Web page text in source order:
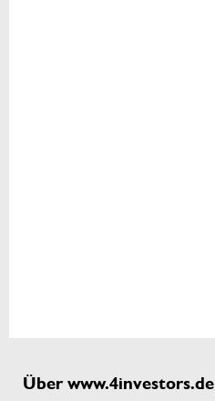
Über www.4investors.de